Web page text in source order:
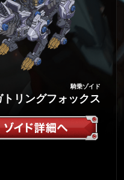
騎乗ゾイド
トリングフォックス